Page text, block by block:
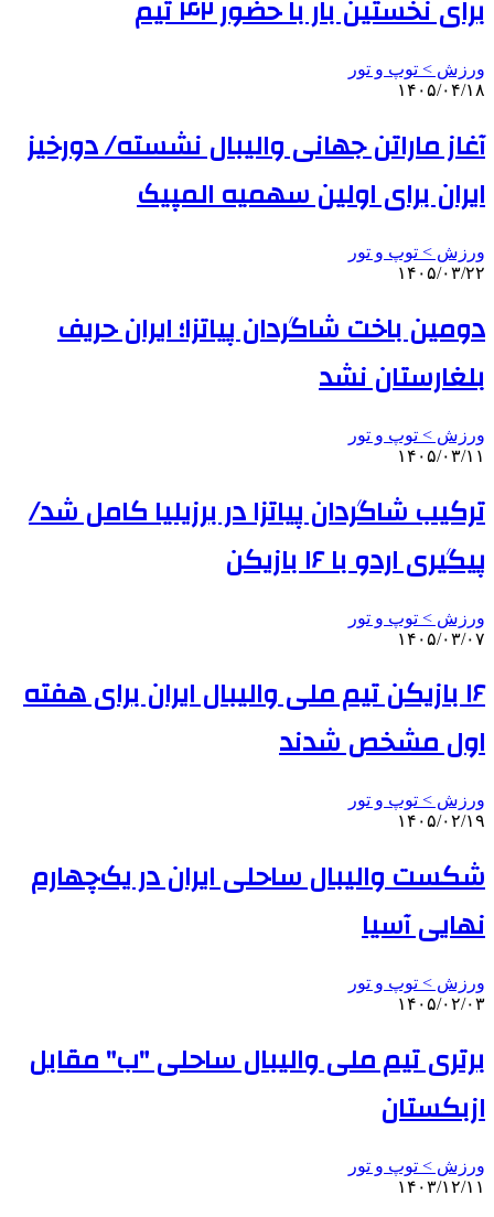
برای نخستین بار با حضور ۴۲ تیم
ورزش > توپ و تور
۱۴۰۵/۰۴/۱۸
آغاز ماراتن جهانی والیبال نشسته/ دورخیز
ایران برای اولین سهمیه المپیک
ورزش > توپ و تور
۱۴۰۵/۰۳/۲۲
دومین باخت شاگردان پیاتزا؛ ایران حریف
بلغارستان نشد
ورزش > توپ و تور
۱۴۰۵/۰۳/۱۱
ترکیب شاگردان پیاتزا در برزیلیا کامل شد/
پیگیری اردو با ۱۶ بازیکن
ورزش > توپ و تور
۱۴۰۵/۰۳/۰۷
۱۶ بازیکن تیم ملی والیبال ایران برای هفته
اول مشخص شدند
ورزش > توپ و تور
۱۴۰۵/۰۲/۱۹
شکست والیبال ساحلی ایران در یک‌چهارم
نهایی آسیا
ورزش > توپ و تور
۱۴۰۵/۰۲/۰۳
برتری تیم ملی والیبال ساحلی "ب" مقابل
ازبکستان
ورزش > توپ و تور
۱۴۰۳/۱۲/۱۱